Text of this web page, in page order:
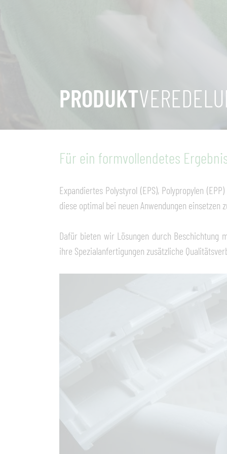
PRODUKT
Für ein formvollendetes
Expandiertes Polystyrol (EPS), Polypropylen
diese optimal bei neuen Anwendungen einsetzen
Dafür bieten wir Lösungen durch Beschichtung
ihre Spezialanfertigungen zusätzliche